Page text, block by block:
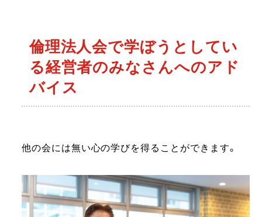
倫理法人会で学ぼうとしてい
る経営者のみなさんへのアド
バイス
他の会には無い心の学びを得ることができます。